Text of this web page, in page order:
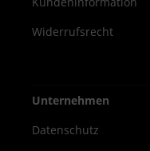
Widerrufsrecht
Unternehmen
Datenschutz